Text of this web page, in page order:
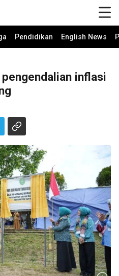
Pendidikan English News
inflasi